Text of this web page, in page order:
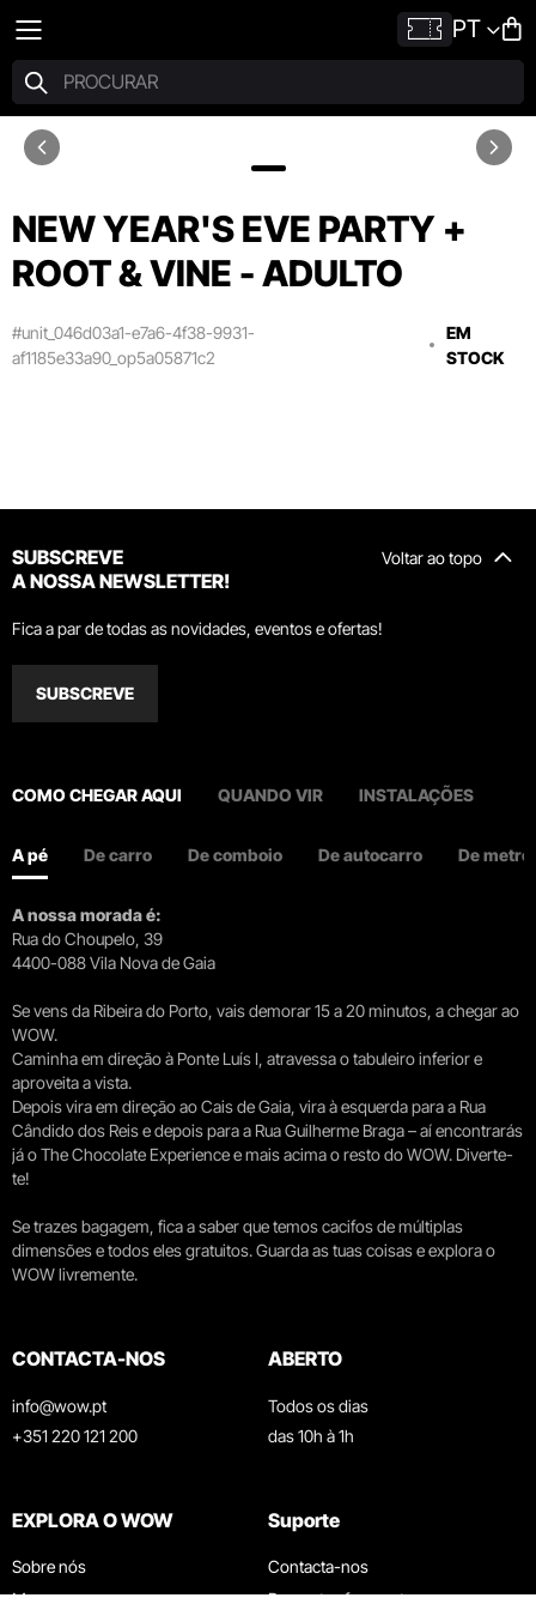
PT
NEW YEAR'S EVE PARTY +
ROOT & VINE - ADULTO
#unit_046d03a1-e7a6-4f38-9931-
af1185e33a90_op5a05871c2
EM
STOCK
Voltar ao topo
SUBSCREVE
A NOSSA NEWSLETTER!
Fica a par de todas as novidades, eventos e ofertas!
SUBSCREVE
COMO CHEGAR AQUI QUANDO VIR INSTALAÇÕES
A pé De carro De comboio De autocarro De metro
A nossa morada é:
Rua do Choupelo, 39
4400-088 Vila Nova de Gaia
Se vens da Ribeira do Porto, vais demorar 15 a 20 minutos, a chegar ao
WOW.
Caminha em direção à Ponte Luís I, atravessa o tabuleiro inferior e
aproveita a vista.
Depois vira em direção ao Cais de Gaia, vira à esquerda para a Rua
Cândido dos Reis e depois para a Rua Guilherme Braga – aí encontrarás
já o The Chocolate Experience e mais acima o resto do WOW. Diverte-
te!
Se trazes bagagem, fica a saber que temos cacifos de múltiplas
dimensões e todos eles gratuitos. Guarda as tuas coisas e explora o
WOW livremente.
CONTACTA-NOS
info@wow.pt
+351 220 121 200
ABERTO
Todos os dias
das 10h à 1h
EXPLORA O WOW
Sobre nós
Museus
Suporte
Contacta-nos
Perguntas frequentes